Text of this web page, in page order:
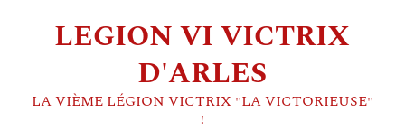
LEGION VI VICTRIX
D'ARLES
LA VIÈME LÉGION VICTRIX "LA VICTORIEUSE"
!